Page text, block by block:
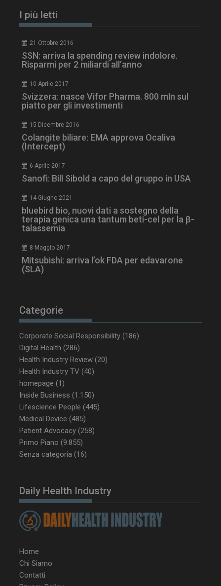
I più letti
21 Ottobre 2016
SSN: arriva la spending review indolore.
Risparmi per 2 miliardi all’anno
10 Aprile 2017
Svizzera: nasce Vifor Pharma. 800 mln sul
piatto per gli investimenti
15 Dicembre 2016
Colangite biliare: EMA approva Ocaliva
(Intercept)
6 Aprile 2017
Sanofi: Bill Sibold a capo del gruppo in USA
14 Giugno 2021
bluebird bio, nuovi dati a sostegno della
terapia genica una tantum beti-cel per la β-
talassemia
8 Maggio 2017
Mitsubishi: arriva l’ok FDA per edavarone
(SLA)
Categorie
Corporate Social Responsibility (186)
Digital Health (286)
Health Industry Review (20)
Health Industry TV (40)
homepage (1)
Inside Business (1.150)
Lifescience People (445)
Medical Device (485)
Patient Advocacy (258)
Primo Piano (9.855)
Senza categoria (16)
Daily Health Industry
Home
Chi Siamo
Contatti
tracking-sites-
ironfish-session-id
ARRAffinity
Microsoft Corporation
.www.dailyhealthindustry.it
tracking-sites-
ironfish-tracking-
enable
www.dailyhealthindustry.it
CookieScriptConsent